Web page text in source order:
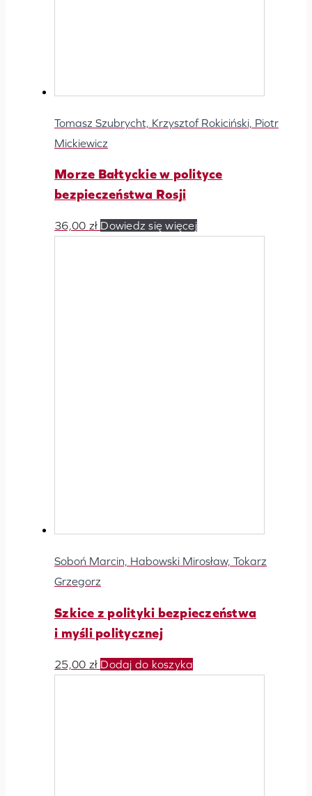
Tomasz Szubrycht, Krzysztof Rokiciński, Piotr
Mickiewicz
Morze Bałtyckie w polityce
bezpieczeństwa Rosji
36,00 zł Dowiedz się więcej
Soboń Marcin, Habowski Mirosław, Tokarz
Grzegorz
Szkice z polityki bezpieczeństwa
i myśli politycznej
25,00 zł Dodaj do koszyka